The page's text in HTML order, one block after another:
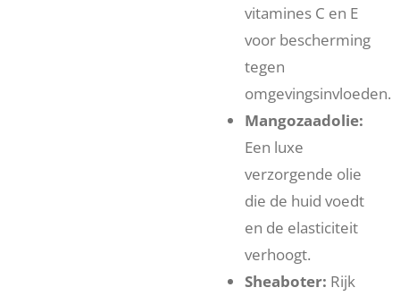
vitamines C en E
voor bescherming
tegen
omgevingsinvloeden.
Mangozaadolie:
Een luxe
verzorgende olie
die de huid voedt
en de elasticiteit
verhoogt.
Sheaboter: Rijk